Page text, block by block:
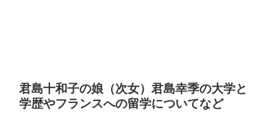
君島十和子の娘（次女）君島幸季の大学と
学歴やフランスへの留学についてなど